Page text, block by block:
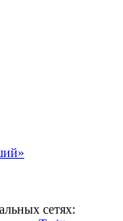
сетях: